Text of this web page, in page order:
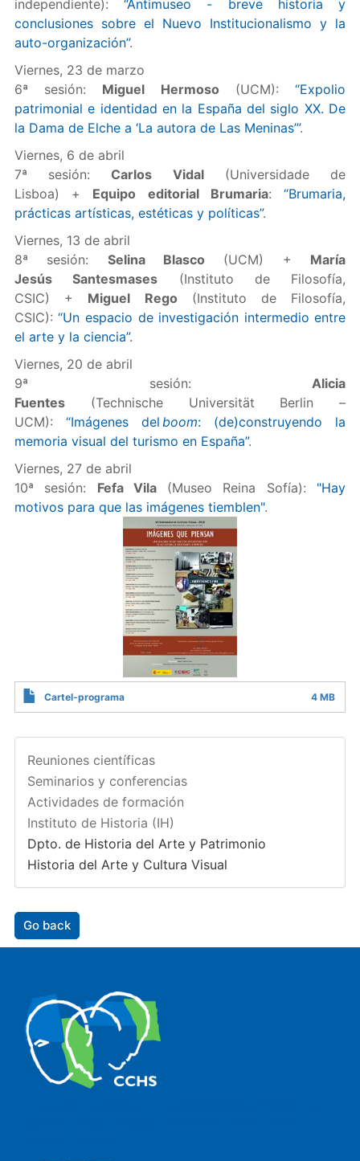
independiente):“Antimuseo - breve historia y
conclusiones sobre el Nuevo Institucionalismo y la
auto-organización”.
Viernes, 23 de marzo
6ª sesión: Miguel Hermoso (UCM):“Expolio
patrimonial e identidad en la España del siglo XX. De
la Dama de Elche a ‘La autora de Las Meninas’”.
Viernes, 6 de abril
7ª sesión: Carlos Vidal(Universidade de
Lisboa) + Equipo editorial Brumaria:“Brumaria,
prácticas artísticas, estéticas y políticas”.
Viernes, 13 de abril
8ª sesión: Selina Blasco (UCM) + María
Jesús Santesmases (Instituto de Filosofía,
CSIC) + Miguel Rego (Instituto de Filosofía,
CSIC):“Un espacio de investigación intermedio entre
el arte y la ciencia”.
Viernes, 20 de abril
9ª sesión:Alicia
Fuentes(Technische Universität Berlin –
UCM): “Imágenes del boom: (de)construyendo la
memoria visual del turismo en España”.
Viernes, 27 de abril
10ª sesión: Fefa Vila(Museo Reina Sofía): "Hay
motivos para que las imágenes tiemblen".
Cartel-programa 4 MB
Reuniones científicas
Seminarios y conferencias
Actividades de formación
Instituto de Historia (IH)
Dpto. de Historia del Arte y Patrimonio
Historia del Arte y Cultura Visual
Go back